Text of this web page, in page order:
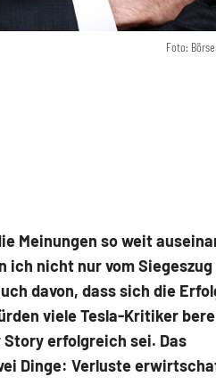
Foto:
Meinungen so weit
ich nicht nur vom
davon, dass sich die
viele Tesla-Kritiker
erfolgreich sei. Das
Dinge: Verluste